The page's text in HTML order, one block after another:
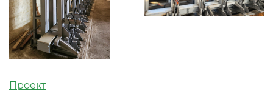
Проект